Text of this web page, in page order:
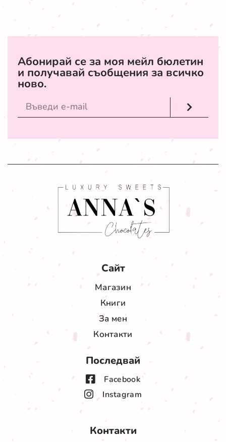
Абонирай се за моя мейл бюлетин
и получавай съобщения за всичко
ново.
Сайт
Магазин
Книги
За мен
Контакти
Контакти
Последвай
Facebook
Instagram